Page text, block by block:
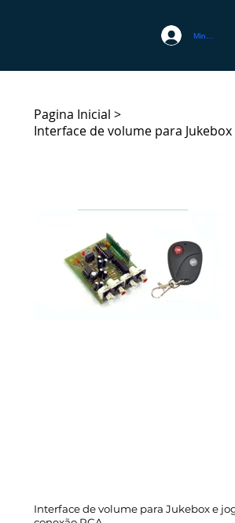
Minha conta
Pagina Inicial >
Interface de volume para Jukebox e